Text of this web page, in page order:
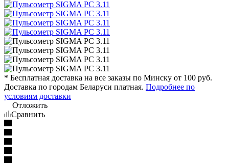
* Бесплатная доставка на все заказы по Минску от 100 руб.
Доставка по городам Беларуси платная. Подробнее по
условиям доставки
Отложить
Сравнить